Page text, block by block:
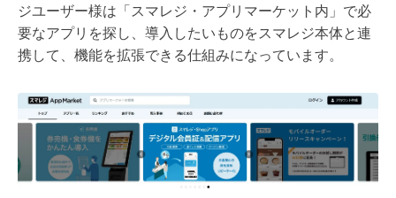
ジユーザー様は「スマレジ・アプリマーケット内」で必
要なアプリを探し、導入したいものをスマレジ本体と連
携して、機能を拡張できる仕組みになっています。